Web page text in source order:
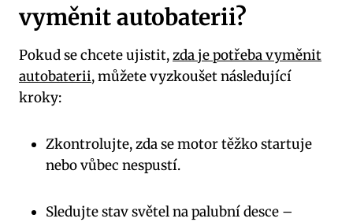
vyměnit autobaterii?
Pokud se chcete ujistit,zda je potřeba vyměnit
autobaterii, můžete vyzkoušet následující
kroky:
Zkontrolujte, zda se motor těžko startuje
nebo vůbec nespustí.
Sledujte stav světel na palubní desce –